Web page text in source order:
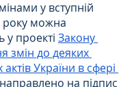
у вступній
року можна
проекті Закону
змін до деяких
України в сфері
на підпис